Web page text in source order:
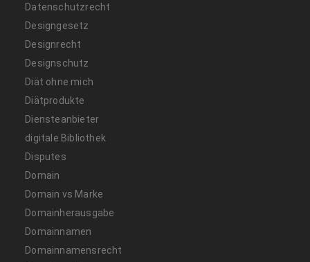
Datenschutzrecht
Designgesetz
Designrecht
Designschutz
Diät ohne mich
Diätprodukte
Diensteanbieter
digitale Bibliothek
Disputes
Domain
Domain vs Marke
Domainherausgabe
Domainnamen
Domainnamensrecht